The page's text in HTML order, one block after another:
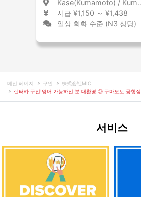
Kase(Kumamoto) / Kumamoto 加勢 / 熊本県
시급 ¥1,150 ～ ¥1,438
일상 회화 수준 (N3 상당)
메인 페이지 구인
株式会社MIC
렌터카 구인!영어 가능하신 분 대환영 ◎ 구마모토 공항점
서비스